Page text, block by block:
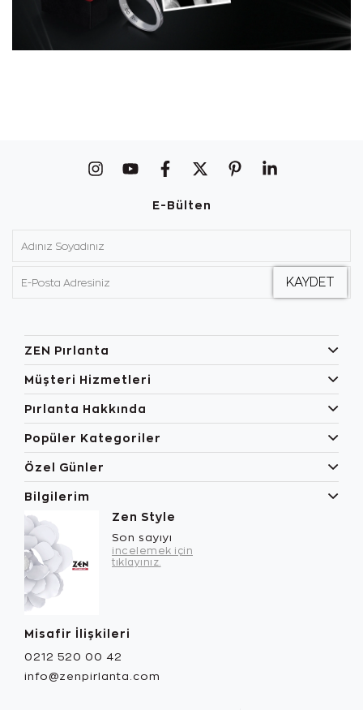
E-Bülten
ZEN Pırlanta
Müşteri Hizmetleri
Pırlanta Hakkında
Popüler Kategoriler
Özel Günler
Bilgilerim
Zen Style
Son sayıyı
incelemek için
tıklayınız.
Misafir İlişkileri
0212 520 00 42
info@zenpirlanta.com